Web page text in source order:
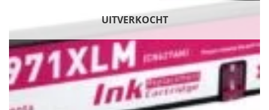
UITVERKOCHT